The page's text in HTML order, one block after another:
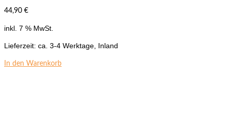
44,90 €
inkl. 7 % MwSt.
Lieferzeit: ca. 3-4 Werktage, Inland
In den Warenkorb